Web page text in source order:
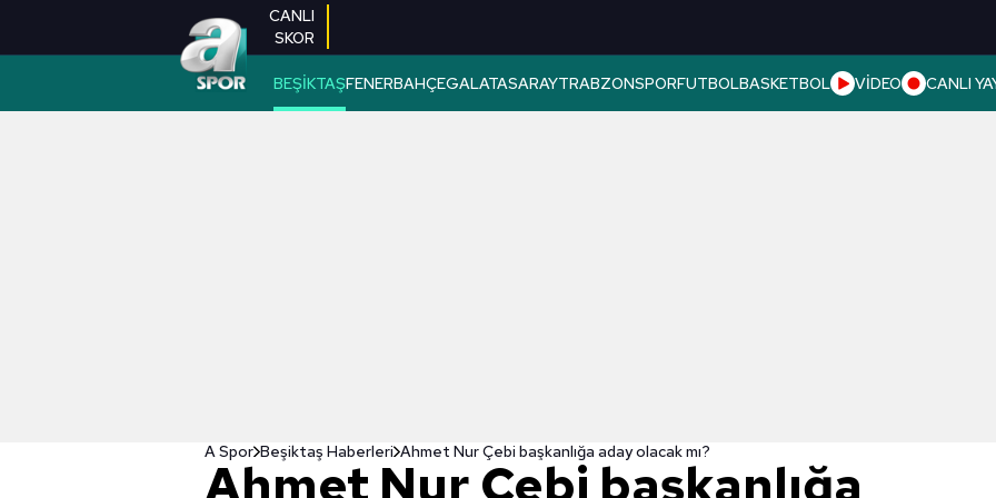
CANLI
SKOR
BEŞİKTAŞFENERBAHÇEGALATASARAYTRABZONSPORFUTBOLBASKETBOL VİDEO CANLI
A Spor Beşiktaş Haberleri Ahmet Nur Çebi başkanlığa aday olacak mı?
Ahmet Nur Çebi başkanlığa